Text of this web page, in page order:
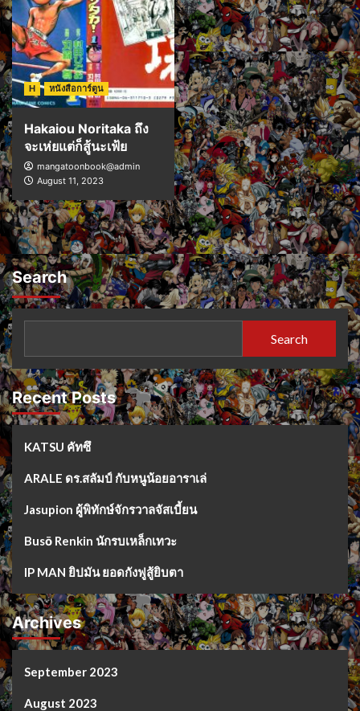
H หนังสือการ์ตูน
Hakaiou Noritaka ถึง
จะเห่ยแต่ก็สู้นะเฟ้ย
mangatoonbook@admin
August 11, 2023
Search
Search
Recent Posts
KATSU คัทซึ
ARALE ดร.สลัมป์ กับหนูน้อยอาราเล่
Jasupion ผู้พิทักษ์จักรวาลจัสเบี้ยน
Busō Renkin นักรบเหล็กเทวะ
IP MAN ยิปมัน ยอดกังฟูสู้ยิบตา
Archives
September 2023
August 2023